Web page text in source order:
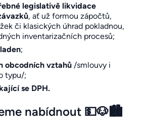
legislativě likvidace
, ať už formou zápočtů,
či klasických úhrad pokladnou,
inventarizačních procesů;
;
obcodních vztahů /smlouvy i
typu/;
se DPH.
nabídnout 💵🐶🏙️